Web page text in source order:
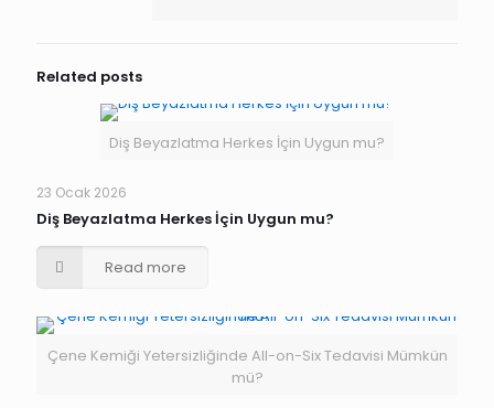
Related posts
Diş Beyazlatma Herkes İçin Uygun mu?
23 Ocak 2026
Diş Beyazlatma Herkes İçin Uygun mu?
Read more
Çene Kemiği Yetersizliğinde All-on-Six Tedavisi Mümkün
mü?